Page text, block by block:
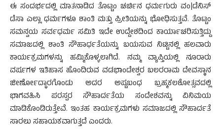
ಈ ಸಂದರ್ಭದಲ್ಲಿ ಮಾತನಾಡಿದ ತೊಟ್ಟಂ ಚರ್ಚಿನ ಧರ್ಮಗುರು ವಂ|ಡೆನಿಸ್
ಡೆಸಾ ಎಲ್ಲಾ ಧರ್ಮಗಳೂ ಶಾಂತಿ ಮತ್ತು ಪ್ರೀತಿಯನ್ನು ಭೋಧಿಸುತ್ತವೆ. ತೊಟ್ಟಂ
ಸಮನ್ವಯ ಸರ್ವಧರ್ಮ ಸಮಿತಿ ಇದೇ ಉದ್ದೇಶದಿಂದ ಕಾರ್ಯಾಚರಿಸುತ್ತಿದ್ದು
ಸಮಾಜದಲ್ಲಿ ಶಾಂತಿ ಸೌಹಾರ್ಧತೆಯನ್ನು ಬಯಸುವ ನಿಟ್ಟಿನಲ್ಲಿ ಹಲವಾರು
ಕಾರ್ಯಕ್ರಮಗಳನ್ನು ಹಮ್ಮಿಕೊಳ್ಳಲಾಗಿದೆ. ನಮ್ಮ ವ್ಯಾಪ್ತಿಯಲ್ಲಿ ನೂರಾರು
ವರ್ಷಗಳ ಇತಿಹಾಸ ಹೊಂದಿರುವ ವಡಭಾಂಡೇಶ್ವರ ಬಲರರಾಮ ದೇವಸ್ಥಾನ
ಜೀರ್ಣೋದ್ಧಾರಗೊಂಡು ಅದರ ಅಷ್ಟಬಂಧ ಬ್ರಹ್ಮಕಲಶೋತ್ಸವದಲ್ಲಿ
ಭಾಗವಹಿಸಿ ಪರಸ್ಪರ ಸೌಹಾರ್ದತೆಯ ಸಂದೇಶವನ್ನು ವಿನಿಮಯ
ಮಾಡಿಕೊಂಡಿರುತ್ತೇವೆ. ಇಂತಹ ಕಾರ್ಯಕ್ರಮಗಳು ಸಮಾಜದಲ್ಲಿ ಸೌಹಾರ್ದತೆ
ಸಾರಲು ಸಹಾಯಕವಾಗುತ್ತದೆ ಎಂದರು.